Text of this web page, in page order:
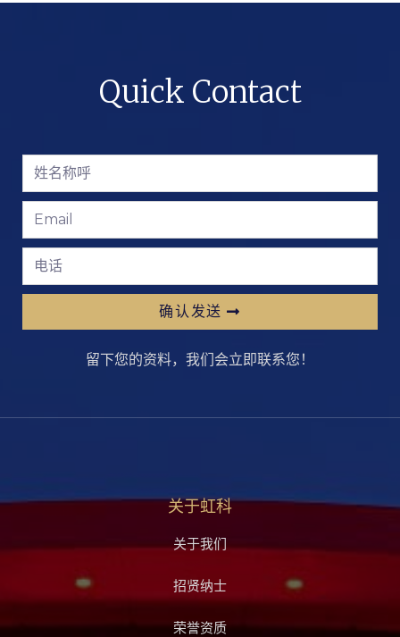
Quick Contact
确认发送
留下您的资料，我们会立即联系您！
关于虹科
关于我们
招贤纳士
荣誉资质